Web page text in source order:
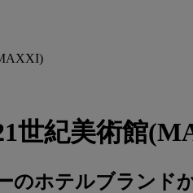
世紀美術館
のホテルブランド